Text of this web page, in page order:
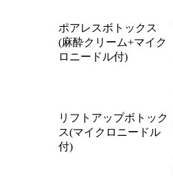
ポアレスボトックス
(麻酔クリーム+マイク
ロニードル付)
リフトアップボトック
ス(マイクロニードル
付)